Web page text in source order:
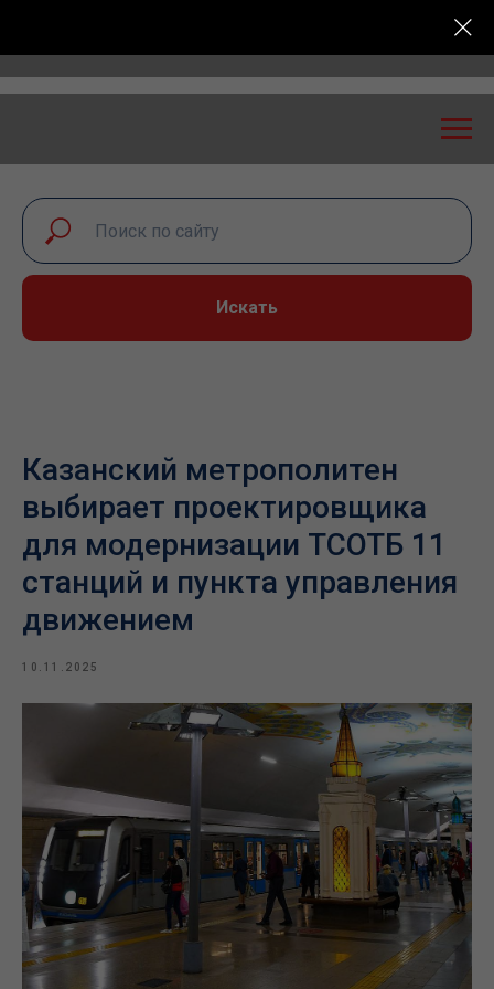
конференция «Транспортная
Искать
Казанский метрополитен
выбирает проектировщика
для модернизации ТСОТБ 11
станций и пункта управления
движением
10.11.2025